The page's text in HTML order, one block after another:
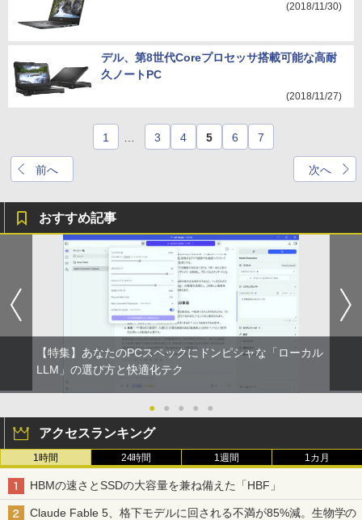
(2018/11/30)
デル、第8世代Coreプロセッサ搭載可能な高耐
久ノートPC
(2018/11/27)
前へ
1 3 4 5 6 7
次へ
おすすめ記事
【特集】あなたのPCスペックにドンピシャな「ローカル
LLM」の選び方と快適化テク
● ● ● ● ●
アクセスランキング
1時間 24時間 1週間 1カ月
HBMの速さとSSDの大容量を兼ね備えた「HBF」
Claude Fable 5、格下モデルに回される不満が85%減。生物学の